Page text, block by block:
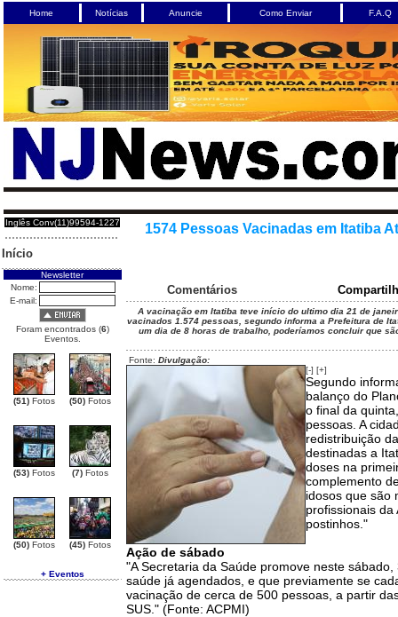
Home Notícias Anuncie Como Enviar F.A.Q
Inglês Conv(11)99594-1227
Início
Newsletter
Nome:
E-mail:
Foram encontrados (6)
Eventos.
(51) Fotos (50)Fotos
(53) Fotos (7)Fotos
(50) Fotos (45)Fotos
+ Eventos
1574 Pessoas Vacinadas em Itatiba
Comentários
A vacinação em Itatiba teve início do ultimo dia 21 de
vacinados 1.574 pessoas, segundo informa a Prefeitura de
um dia de 8 horas de trabalho, poderíamos concluir que
Fonte: Divulgação:
[-] [+]
Segundo
balanço do
o final da
pessoas. A
redistribuição
destinadas a
doses na
complemento
idosos que são
profissionais
postinhos."
Ação de sábado
"A Secretaria da Saúde promove neste
saúde já agendados, e que previamente se
vacinação de cerca de 500 pessoas, a partir
SUS." (Fonte: ACPMI)